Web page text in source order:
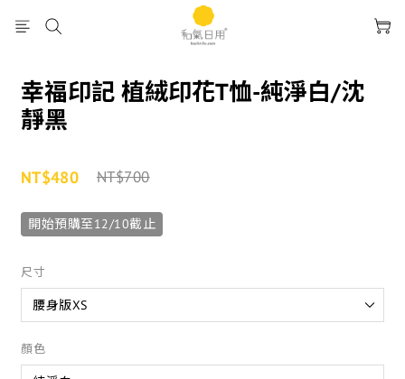
幸福印記 植絨印花T恤-純淨白/沈
靜黑
NT$480 NT$700
開始預購至12/10截止
尺寸
顏色